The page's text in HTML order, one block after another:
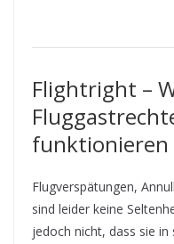
Flightright –
funktionieren
Flugverspätungen,
sind leider keine
jedoch nicht, dass sie in